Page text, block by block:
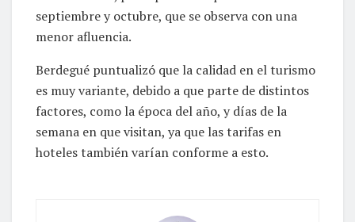
septiembre y octubre, que se observa con una
menor afluencia.
Berdegué puntualizó que la calidad en el turismo
es muy variante, debido a que parte de distintos
factores, como la época del año, y días de la
semana en que visitan, ya que las tarifas en
hoteles también varían conforme a esto.